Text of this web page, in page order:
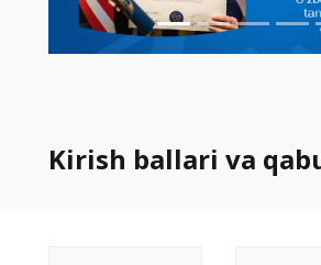
Kirish ballari va